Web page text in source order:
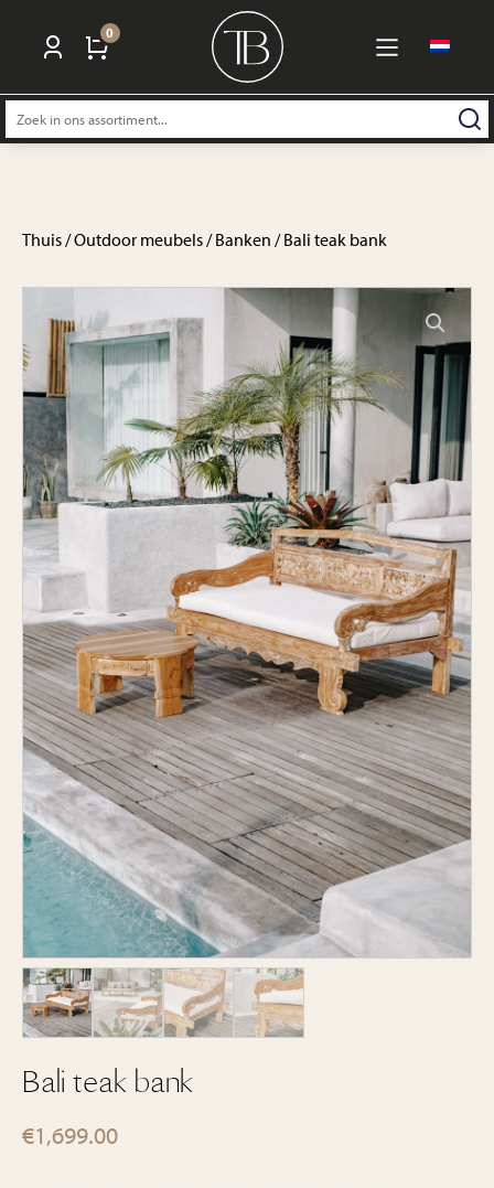
0
Zoeken
naar:
Thuis/Outdoor meubels/Banken / Bali teak bank
Bali teak bank
€1,699.00